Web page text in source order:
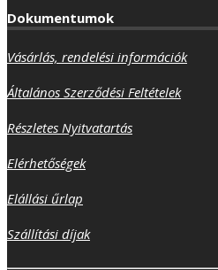
Dokumentumok
Vásárlás, rendelési információk
Általános Szerződési Feltételek
Részletes Nyitvatartás
Elérhetőségek
Elállási űrlap
Szállítási díjak